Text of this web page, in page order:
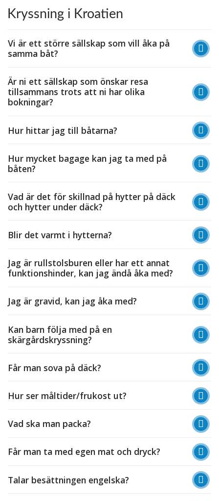
Kryssning i Kroatien
Vi är ett större sällskap som vill åka på
samma båt?
Är ni ett sällskap som önskar resa
tillsammans trots att ni har olika
bokningar?
Hur hittar jag till båtarna?
Hur mycket bagage kan jag ta med på
båten?
Vad är det för skillnad på hytter på däck
och hytter under däck?
Blir det varmt i hytterna?
Jag är rullstolsburen eller har ett annat
funktionshinder, kan jag ändå åka med?
Jag är gravid, kan jag åka med?
Kan barn följa med på en
skärgårdskryssning?
Får man sova på däck?
Hur ser måltider/frukost ut?
Vad ska man packa?
Får man ta med egen mat och dryck?
Talar besättningen engelska?